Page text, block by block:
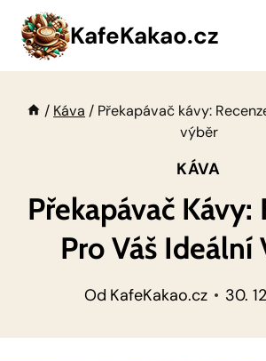
Přeskočit
obsah
KafeKakao.cz
/ Káva / Překapávač kávy:
výběr
KÁVA
Překapávač Kávy:
Pro Váš Ideální
Od KafeKakao.cz 30.